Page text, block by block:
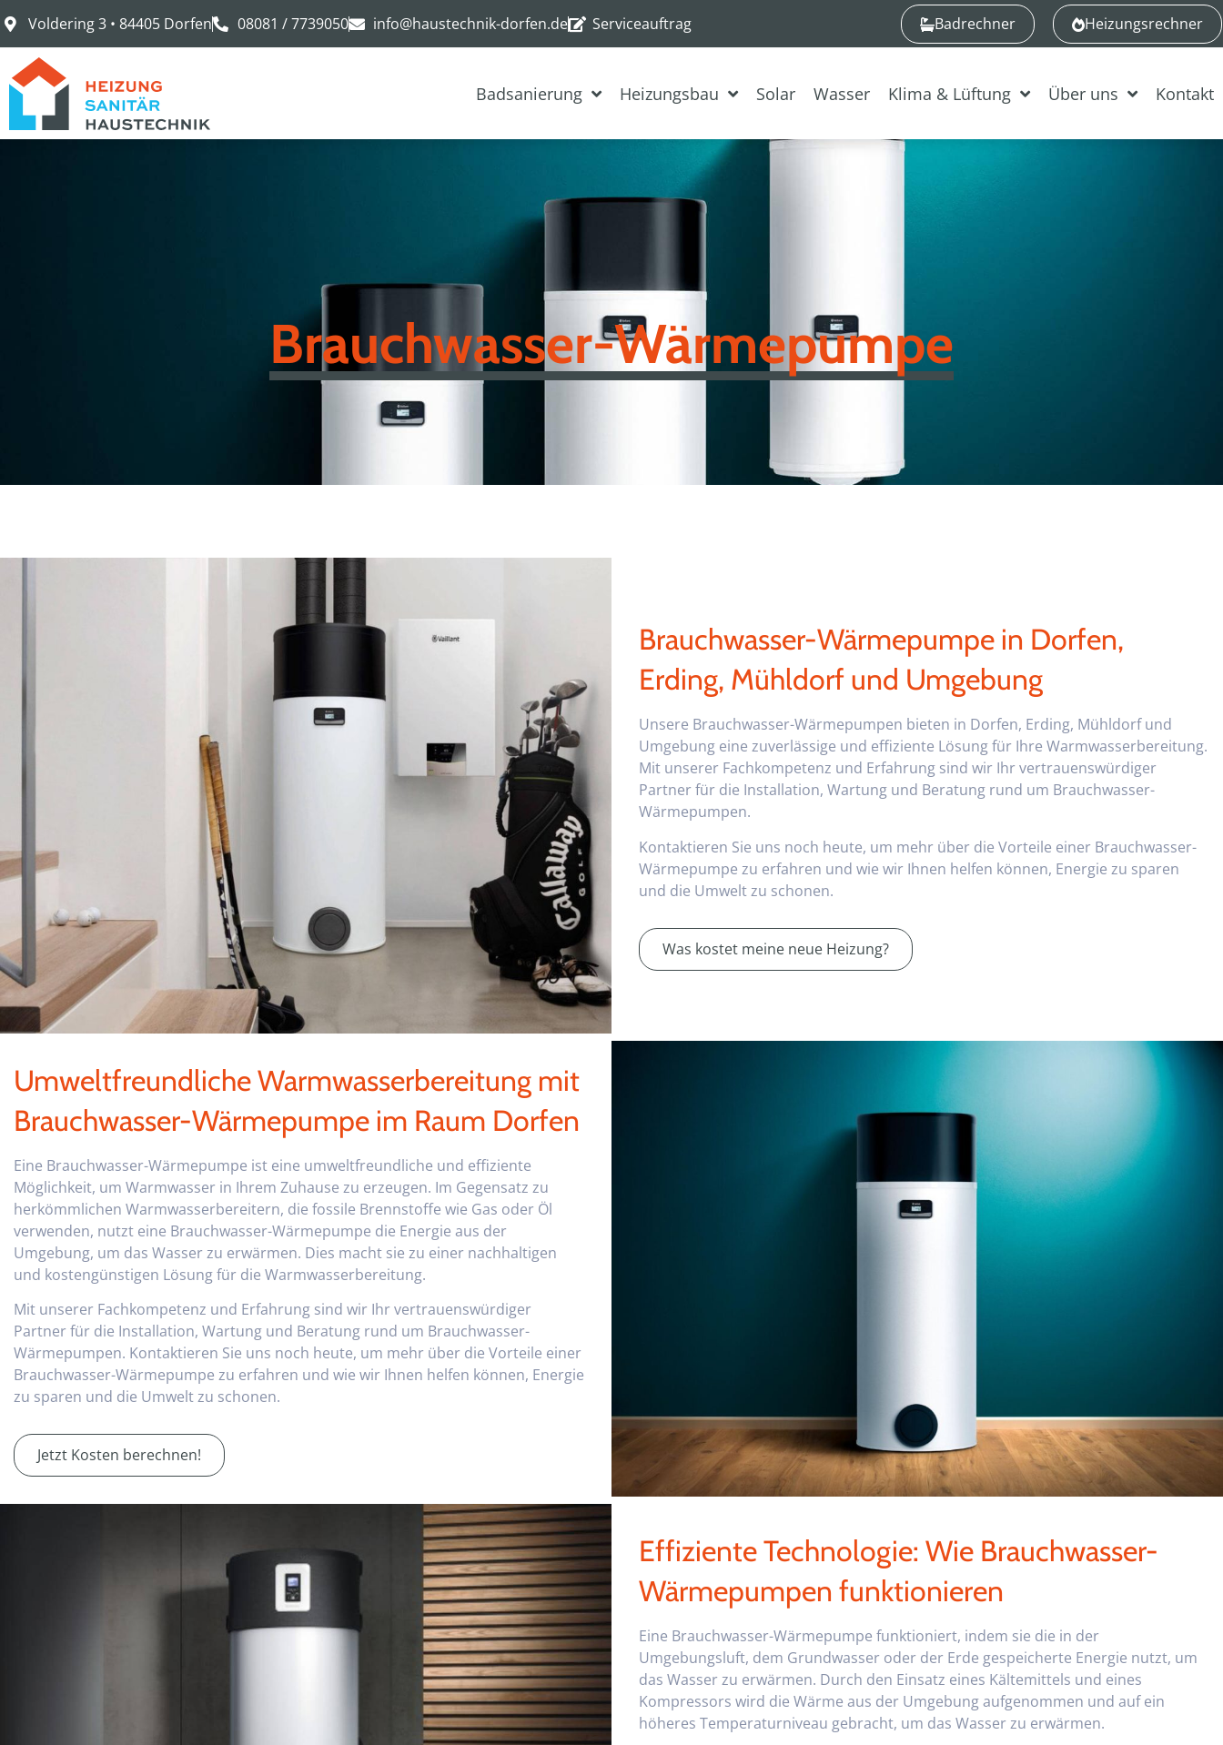
Voldering 3 • 84405 Dorfen 08081 / 7739050 info@haustechnik-dorfen.de Serviceauftrag Badrechner Heizungsrechner
Badsanierung Heizungsbau Solar Wasser Klima & Lüftung Über uns Kontakt
Brauchwasser-Wärmepumpe
Brauchwasser-Wärmepumpe in Dorfen,
Erding, Mühldorf und Umgebung
Unsere Brauchwasser-Wärmepumpen bieten in Dorfen, Erding, Mühldorf und
Umgebung eine zuverlässige und effiziente Lösung für Ihre Warmwasserbereitung.
Mit unserer Fachkompetenz und Erfahrung sind wir Ihr vertrauenswürdiger
Partner für die Installation, Wartung und Beratung rund um Brauchwasser-
Wärmepumpen.
Kontaktieren Sie uns noch heute, um mehr über die Vorteile einer Brauchwasser-
Wärmepumpe zu erfahren und wie wir Ihnen helfen können, Energie zu sparen
und die Umwelt zu schonen.
Was kostet meine neue Heizung?
Umweltfreundliche Warmwasserbereitung mit
Brauchwasser-Wärmepumpe im Raum Dorfen
Eine Brauchwasser-Wärmepumpe ist eine umweltfreundliche und effiziente
Möglichkeit, um Warmwasser in Ihrem Zuhause zu erzeugen. Im Gegensatz zu
herkömmlichen Warmwasserbereitern, die fossile Brennstoffe wie Gas oder Öl
verwenden, nutzt eine Brauchwasser-Wärmepumpe die Energie aus der
Umgebung, um das Wasser zu erwärmen. Dies macht sie zu einer nachhaltigen
und kostengünstigen Lösung für die Warmwasserbereitung.
Mit unserer Fachkompetenz und Erfahrung sind wir Ihr vertrauenswürdiger
Partner für die Installation, Wartung und Beratung rund um Brauchwasser-
Wärmepumpen. Kontaktieren Sie uns noch heute, um mehr über die Vorteile einer
Brauchwasser-Wärmepumpe zu erfahren und wie wir Ihnen helfen können, Energie
zu sparen und die Umwelt zu schonen.
Jetzt Kosten berechnen!
Effiziente Technologie: Wie Brauchwasser-
Wärmepumpen funktionieren
Eine Brauchwasser-Wärmepumpe funktioniert, indem sie die in der
Umgebungsluft, dem Grundwasser oder der Erde gespeicherte Energie nutzt, um
das Wasser zu erwärmen. Durch den Einsatz eines Kältemittels und eines
Kompressors wird die Wärme aus der Umgebung aufgenommen und auf ein
höheres Temperaturniveau gebracht, um das Wasser zu erwärmen.